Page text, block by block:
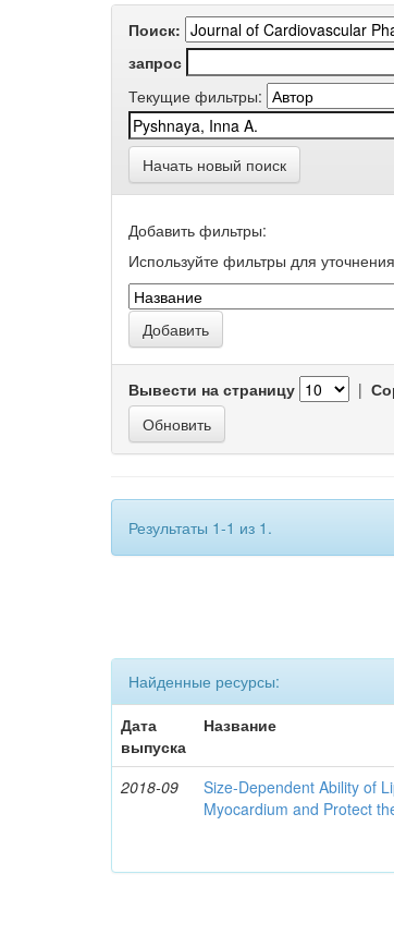
Поиск:
запрос
Текущие фильтры:
Начать новый поиск
Добавить фильтры:
Используйте фильтры для
Вывести на страницу |
Результаты 1-1 из 1.
Найденные ресурсы:
Дата
выпуска
Название
2018-09
Size-Dependent Ability of
Myocardium and Protect